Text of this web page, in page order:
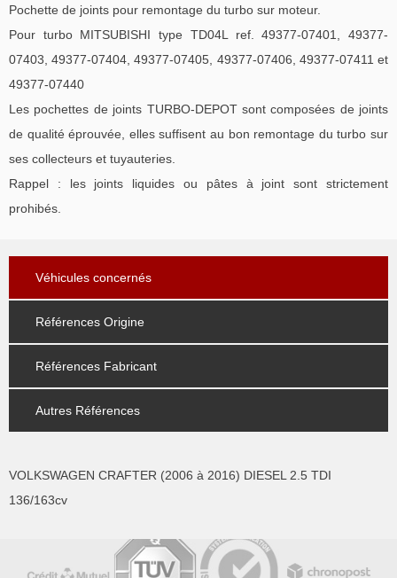
Pochette de joints pour remontage du turbo sur moteur.
Pour turbo MITSUBISHI type TD04L ref. 49377-07401, 49377-
07403, 49377-07404, 49377-07405, 49377-07406, 49377-07411 et
49377-07440
Les pochettes de joints TURBO-DEPOT sont composées de joints
de qualité éprouvée, elles suffisent au bon remontage du turbo sur
ses collecteurs et tuyauteries.
Rappel : les joints liquides ou pâtes à joint sont strictement
prohibés.
Véhicules concernés
Références Origine
Références Fabricant
Autres Références
VOLKSWAGEN CRAFTER (2006 à 2016) DIESEL 2.5 TDI
136/163cv